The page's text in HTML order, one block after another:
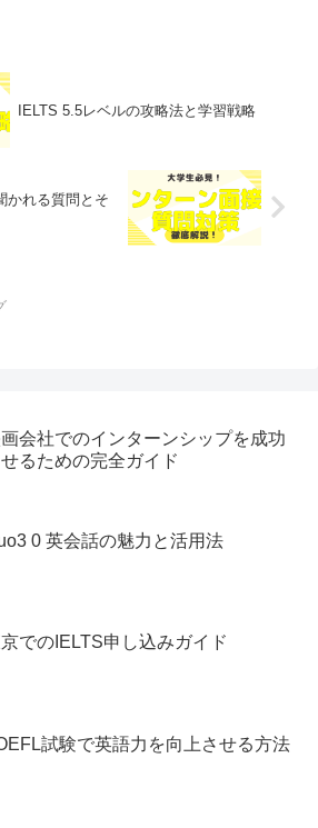
IELTS 5.5レベルの攻略法と学習戦略
かれる質問とそ
会社でのインターンシップを成功
るための完全ガイド
0 英会話の魅力と活用法
でのIELTS申し込みガイド
試験で英語力を向上させる方法